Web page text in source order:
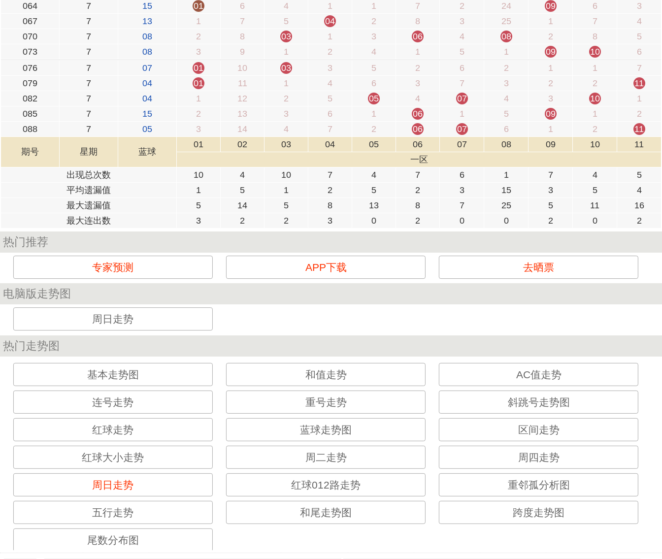
064
7 15 01 6 4 1 1 7 2 24 09 6
3
067
7 13 1 7 5 04 2 8 3 25 1 7
4
070
7 08 2 8 03 1 3 06 4 08 2 8
5
073
7 08 3 9 1 2 4 1 5 1 09 10
6
076
7 07 01 10 03 3 5 2 6 2 1 1
7
079
7 04 01 11 1 4 6 3 7 3 2 2
11
082
7 04 1 12 2 5 05 4 07 4 3 10
1
085
7 15 2 13 3 6 1 06 1 5 09 1
2
088
7 05 3 14 4 7 2 06 07 6 1 2 11
期号 星期 蓝球
01 02 03 04 05 06 07 08 09 10
11
一区
出现总次数
10 4 10 7 4 7 6 1 7 4
5
平均遗漏值
1 5 1 2 5 2 3 15 3 5
4
最大遗漏值
5 14 5 8 13 8 7 25 5 11
16
最大连出数
3 2 2 3 0 2 0 0 2 0 2
热门推荐
专家预测 APP下载 去晒票
电脑版走势图
周日走势
热门走势图
基本走势图 和值走势 AC值走势
连号走势 重号走势 斜跳号走势图
红球走势 蓝球走势图 区间走势
红球大小走势 周二走势 周四走势
周日走势 红球012路走势 重邻孤分析图
五行走势 和尾走势图 跨度走势图
尾数分布图